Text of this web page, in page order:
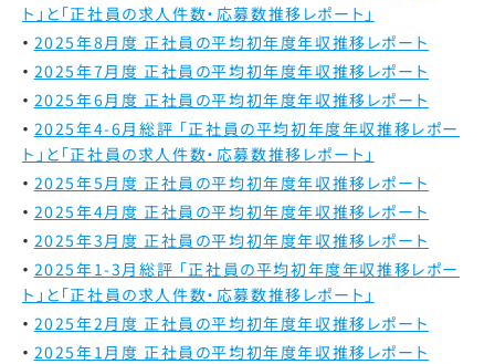
ト」と「正社員の求人件数・応募数推移レポート」
2025年8月度 正社員の平均初年度年収推移レポート
2025年7月度 正社員の平均初年度年収推移レポート
2025年6月度 正社員の平均初年度年収推移レポート
2025年4-6月総評 「正社員の平均初年度年収推移レポー
ト」と「正社員の求人件数・応募数推移レポート」
2025年5月度 正社員の平均初年度年収推移レポート
2025年4月度 正社員の平均初年度年収推移レポート
2025年3月度 正社員の平均初年度年収推移レポート
2025年1-3月総評 「正社員の平均初年度年収推移レポー
ト」と「正社員の求人件数・応募数推移レポート」
2025年2月度 正社員の平均初年度年収推移レポート
2025年1月度 正社員の平均初年度年収推移レポート